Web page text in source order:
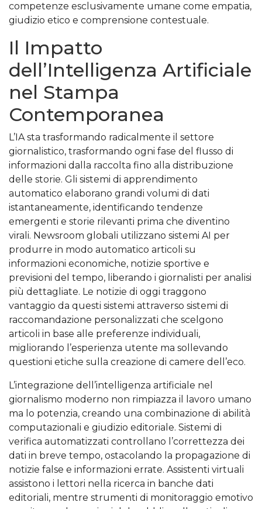
competenze esclusivamente umane come empatia,
giudizio etico e comprensione contestuale.
Il Impatto
dell’Intelligenza Artificiale
nel Stampa
Contemporanea
L’IA sta trasformando radicalmente il settore
giornalistico, trasformando ogni fase del flusso di
informazioni dalla raccolta fino alla distribuzione
delle storie. Gli sistemi di apprendimento
automatico elaborano grandi volumi di dati
istantaneamente, identificando tendenze
emergenti e storie rilevanti prima che diventino
virali. Newsroom globali utilizzano sistemi AI per
produrre in modo automatico articoli su
informazioni economiche, notizie sportive e
previsioni del tempo, liberando i giornalisti per analisi
più dettagliate. Le notizie di oggi traggono
vantaggio da questi sistemi attraverso sistemi di
raccomandazione personalizzati che scelgono
articoli in base alle preferenze individuali,
migliorando l’esperienza utente ma sollevando
questioni etiche sulla creazione di camere dell’eco.
L’integrazione dell’intelligenza artificiale nel
giornalismo moderno non rimpiazza il lavoro umano
ma lo potenzia, creando una combinazione di abilità
computazionali e giudizio editoriale. Sistemi di
verifica automatizzati controllano l’correttezza dei
dati in breve tempo, ostacolando la propagazione di
notizie false e informazioni errate. Assistenti virtuali
assistono i lettori nella ricerca in banche dati
editoriali, mentre strumenti di monitoraggio emotivo